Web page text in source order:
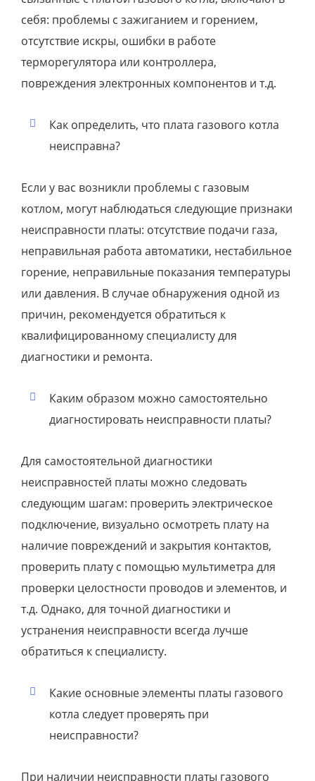
себя: проблемы с зажиганием и горением,
отсутствие искры, ошибки в работе
терморегулятора или контроллера,
повреждения электронных компонентов и т.д.
Как определить, что плата газового котла
неисправна?
Если у вас возникли проблемы с газовым
котлом, могут наблюдаться следующие признаки
неисправности платы: отсутствие подачи газа,
неправильная работа автоматики, нестабильное
горение, неправильные показания температуры
или давления. В случае обнаружения одной из
причин, рекомендуется обратиться к
квалифицированному специалисту для
диагностики и ремонта.
Каким образом можно самостоятельно
диагностировать неисправности платы?
Для самостоятельной диагностики
неисправностей платы можно следовать
следующим шагам: проверить электрическое
подключение, визуально осмотреть плату на
наличие повреждений и закрытия контактов,
проверить плату с помощью мультиметра для
проверки целостности проводов и элементов, и
т.д. Однако, для точной диагностики и
устранения неисправности всегда лучше
обратиться к специалисту.
Какие основные элементы платы газового
котла следует проверять при
неисправности?
При наличии неисправности платы газового